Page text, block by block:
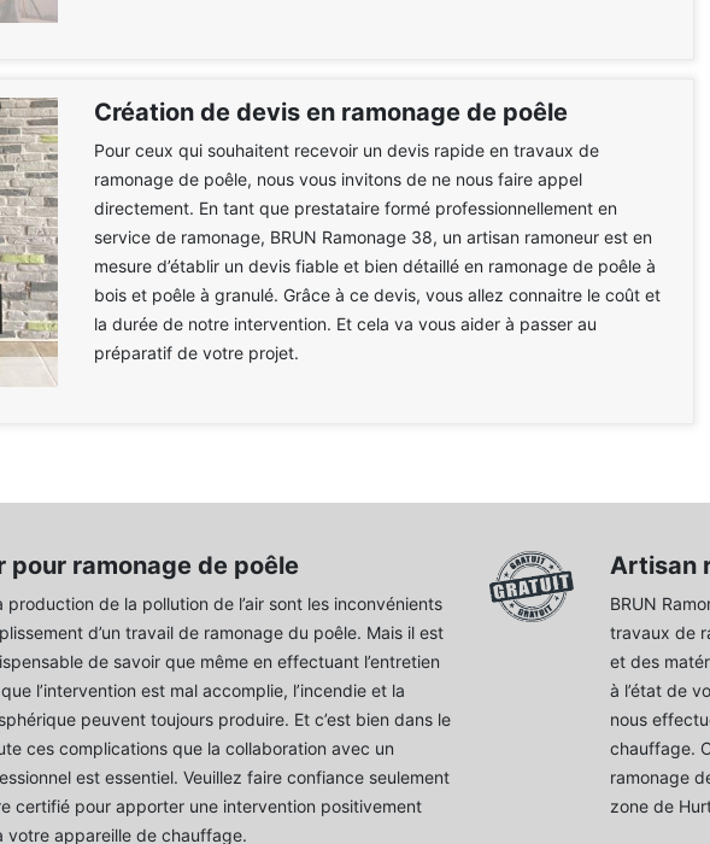
Création de devis en ramonage de poêle
Pour ceux qui souhaitent recevoir un devis rapide en travaux de
ramonage de poêle, nous vous invitons de ne nous faire appel
directement. En tant que prestataire formé professionnellement en
service de ramonage, BRUN Ramonage 38, un artisan ramoneur est en
mesure d’établir un devis fiable et bien détaillé en ramonage de poêle à
bois et poêle à granulé. Grâce à ce devis, vous allez connaitre le coût et
la durée de notre intervention. Et cela va vous aider à passer au
préparatif de votre projet.
pour ramonage de poêle
production de la pollution de l’air sont les inconvénients
d’un travail de ramonage du poêle. Mais il est
de savoir que même en effectuant l’entretien
l’intervention est mal accomplie, l’incendie et la
peuvent toujours produire. Et c’est bien dans le
ces complications que la collaboration avec un
est essentiel. Veuillez faire confiance seulement
certifié pour apporter une intervention positivement
votre appareille de chauffage.
Artisan
BRUN
travaux de
et des
à l’état de
nous
chauffage.
ramonage
zone de